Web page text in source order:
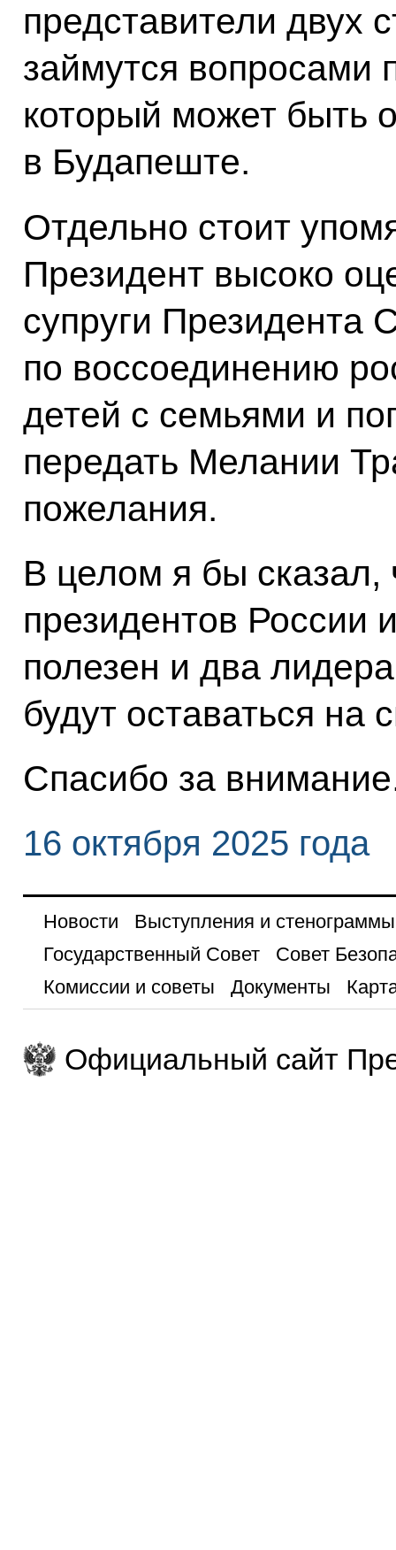
представители двух
займутся вопросами
который может быть
в Будапеште.
Отдельно стоит
Президент высоко
супруги
по воссоединению
детей с семьями и
передать Мелании
пожелания.
В целом я бы сказал,
президентов
полезен и два
будут оставаться на
Спасибо за
16 октября 2025 года
Новости
Выступления и стенограммы
Государственный Совет
Совет
Комиссии и советы
Документы
Официальный сайт